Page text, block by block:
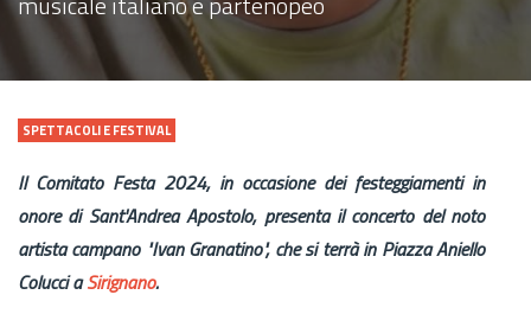
SPETTACOLI E FESTIVAL
Il Comitato Festa 2024, in occasione dei festeggiamenti in
onore di Sant'Andrea Apostolo, presenta il concerto del noto
artista campano "Ivan Granatino", che si terrà in Piazza Aniello
Colucci aSirignano.